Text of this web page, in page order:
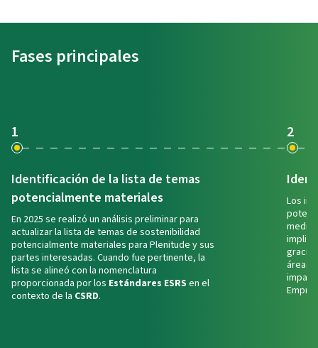
acc
Fases principales
1
Identificación de la lista de temas
potencialmente materiales
En 2025 se realizó un análisis preliminar para
actualizar la lista de temas de sostenibilidad
potencialmente materiales para Plenitude y sus
partes interesadas. Cuando fue pertinente, la
lista se alineó con la nomenclatura
proporcionada por los Estándares ESRS en el
contexto de la CSRD.
2
Los
áreas